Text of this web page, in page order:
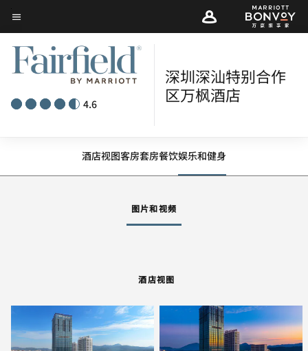
Skip
to
main
content
菜单文本
4.6
深圳深汕特别合作
区万枫酒店
酒店视图客房套房餐饮娱乐和健身
图片和视频
酒店视图